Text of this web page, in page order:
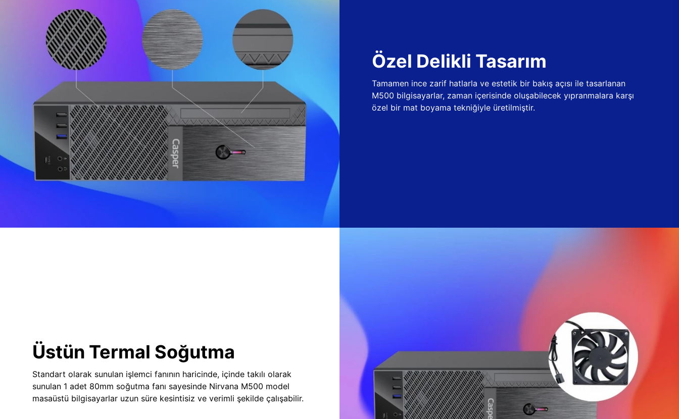
Özel Delikli Tasarım
Tamamen ince zarif hatlarla ve estetik bir bakış açısı ile tasarlanan
M500 bilgisayarlar, zaman içerisinde oluşabilecek yıpranmalara karşı
özel bir mat boyama tekniğiyle üretilmiştir.
Üstün Termal Soğutma
Standart olarak sunulan işlemci fanının haricinde, içinde takılı olarak
sunulan 1 adet 80mm soğutma fanı sayesinde Nirvana M500 model
masaüstü bilgisayarlar uzun süre kesintisiz ve verimli şekilde çalışabilir.